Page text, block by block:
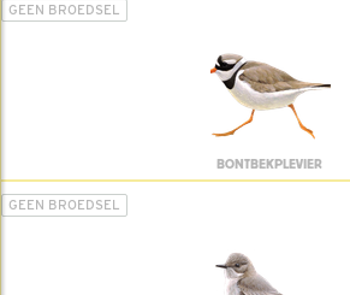
GEEN BROEDSEL
BONTBEKPLEVIER
GEEN BROEDSEL